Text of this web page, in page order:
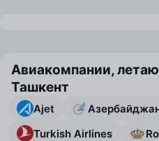
Авиакомпании,
Ташкент
Ajet
Turkish Airlines